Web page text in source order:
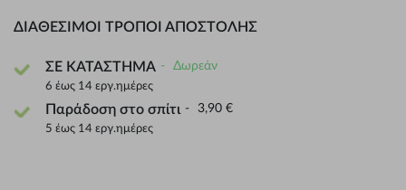
ΔΙΑΘΈΣΙΜΟΙ ΤΡΌΠΟΙ ΑΠΟΣΤΟΛΉΣ
ΣΕ ΚΑΤΑΣΤΗΜΑ Δωρεάν
6 έως 14 εργ.ημέρες
Παράδοση στο σπίτι 3,90 €
5 έως 14 εργ.ημέρες